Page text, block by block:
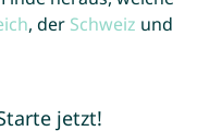
, der Schweiz und
jetzt!